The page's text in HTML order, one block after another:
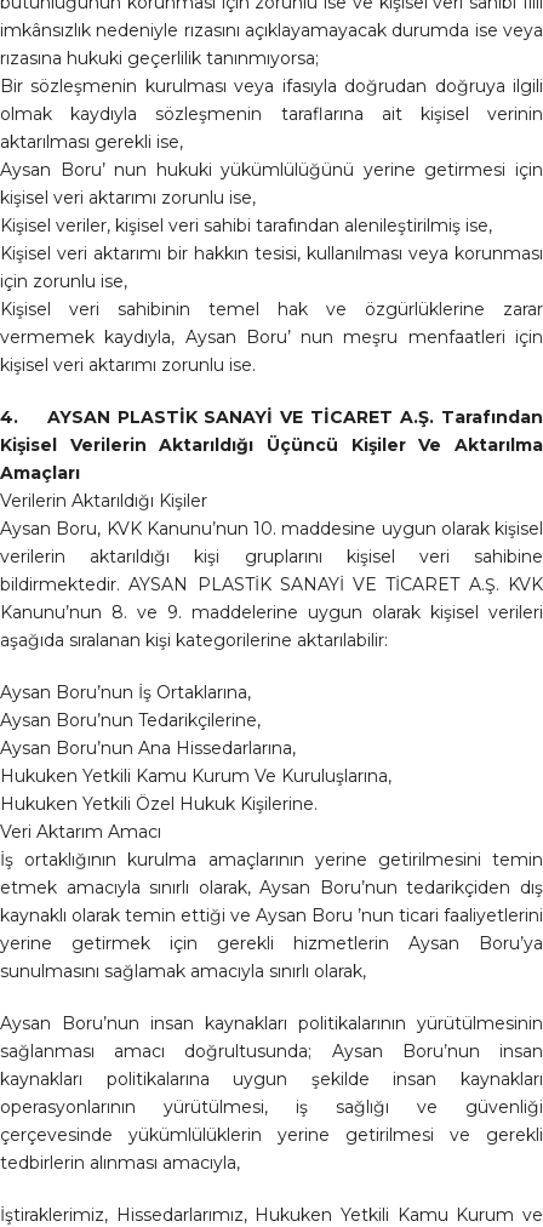
imkânsızlık nedeniyle rızasını açıklayamayacak durumda ise veya
rızasına hukuki geçerlilik tanınmıyorsa;
Bir sözleşmenin kurulması veya ifasıyla doğrudan doğruya ilgili
olmak kaydıyla sözleşmenin taraflarına ait kişisel verinin
aktarılması gerekli ise,
Aysan Boru’ nun hukuki yükümlülüğünü yerine getirmesi için
kişisel veri aktarımı zorunlu ise,
Kişisel veriler, kişisel veri sahibi tarafından alenileştirilmiş ise,
Kişisel veri aktarımı bir hakkın tesisi, kullanılması veya korunması
için zorunlu ise,
Kişisel veri sahibinin temel hak ve özgürlüklerine zarar
vermemek kaydıyla, Aysan Boru’ nun meşru menfaatleri için
kişisel veri aktarımı zorunlu ise.
4. AYSAN PLASTİK SANAYİ VE TİCARET A.Ş. Tarafından
Kişisel Verilerin Aktarıldığı Üçüncü Kişiler Ve Aktarılma
Amaçları
Verilerin Aktarıldığı Kişiler
Aysan Boru, KVK Kanunu’nun 10. maddesine uygun olarak kişisel
verilerin aktarıldığı kişi gruplarını kişisel veri sahibine
bildirmektedir. AYSAN PLASTİK SANAYİ VE TİCARET A.Ş. KVK
Kanunu’nun 8. ve 9. maddelerine uygun olarak kişisel verileri
aşağıda sıralanan kişi kategorilerine aktarılabilir:
Aysan Boru’nun İş Ortaklarına,
Aysan Boru’nun Tedarikçilerine,
Aysan Boru’nun Ana Hissedarlarına,
Hukuken Yetkili Kamu Kurum Ve Kuruluşlarına,
Hukuken Yetkili Özel Hukuk Kişilerine.
Veri Aktarım Amacı
İş ortaklığının kurulma amaçlarının yerine getirilmesini temin
etmek amacıyla sınırlı olarak, Aysan Boru’nun tedarikçiden dış
kaynaklı olarak temin ettiği ve Aysan Boru ’nun ticari faaliyetlerini
yerine getirmek için gerekli hizmetlerin Aysan Boru’ya
sunulmasını sağlamak amacıyla sınırlı olarak,
Aysan Boru’nun insan kaynakları politikalarının yürütülmesinin
sağlanması amacı doğrultusunda; Aysan Boru’nun insan
kaynakları politikalarına uygun şekilde insan kaynakları
operasyonlarının yürütülmesi, iş sağlığı ve güvenliği
çerçevesinde yükümlülüklerin yerine getirilmesi ve gerekli
tedbirlerin alınması amacıyla,
İştiraklerimiz, Hissedarlarımız, Hukuken Yetkili Kamu Kurum ve